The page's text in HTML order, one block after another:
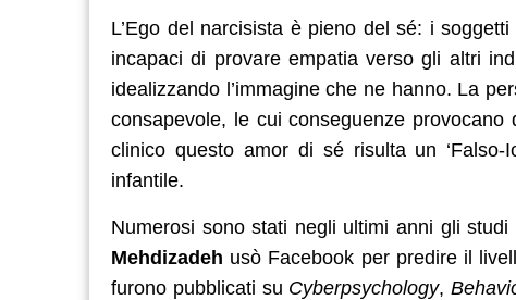
L’Ego del narcisista è pieno del sé: i
incapaci di provare empatia verso gli altri
idealizzando l’immagine che ne hanno. La
consapevole, le cui conseguenze
clinico questo amor di sé risulta un ‘Falso-
infantile.
Numerosi sono stati negli ultimi anni gli
Mehdizadeh usò Facebook per predire il
furono pubblicati su Cyberpsychology,